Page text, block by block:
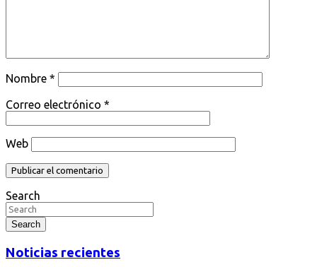
Nombre *
Correo electrónico *
Web
Search
Search
Noticias recientes